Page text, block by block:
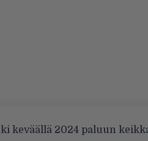
keväällä 2024 paluun